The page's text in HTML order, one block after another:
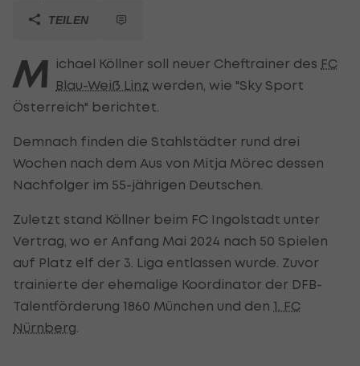
TEILEN
M ichael Köllner soll neuer Cheftrainer des FC
Blau-Weiß Linz werden, wie "Sky Sport
Österreich" berichtet.
Demnach finden die Stahlstädter rund drei
Wochen nach dem Aus von Mitja Mörec dessen
Nachfolger im 55-jährigen Deutschen.
Zuletzt stand Köllner beim FC Ingolstadt unter
Vertrag, wo er Anfang Mai 2024 nach 50 Spielen
auf Platz elf der 3. Liga entlassen wurde. Zuvor
trainierte der ehemalige Koordinator der DFB-
Talentförderung 1860 München und den 1. FC
Nürnberg